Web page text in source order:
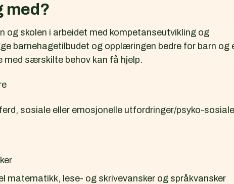
med?
og skolen i arbeidet med kompetanseutvikling og
barnehagetilbudet og opplæringen bedre for barn og
særskilte behov kan få hjelp.
sosiale eller emosjonelle utfordringer/psyko-sosiale
matematikk, lese- og skrivevansker og språkvansker